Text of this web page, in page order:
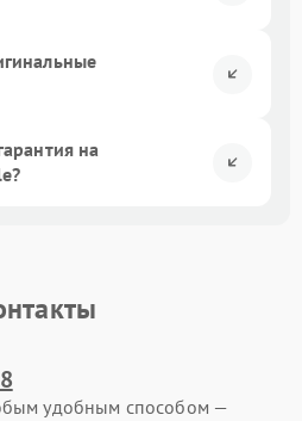
на
удобным способом —